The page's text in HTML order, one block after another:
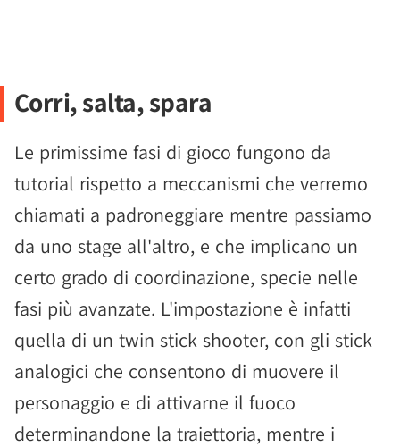
Corri, salta, spara
Le primissime fasi di gioco fungono da
tutorial rispetto a meccanismi che verremo
chiamati a padroneggiare mentre passiamo
da uno stage all'altro, e che implicano un
certo grado di coordinazione, specie nelle
fasi più avanzate. L'impostazione è infatti
quella di un twin stick shooter, con gli stick
analogici che consentono di muovere il
personaggio e di attivarne il fuoco
determinandone la traiettoria, mentre i